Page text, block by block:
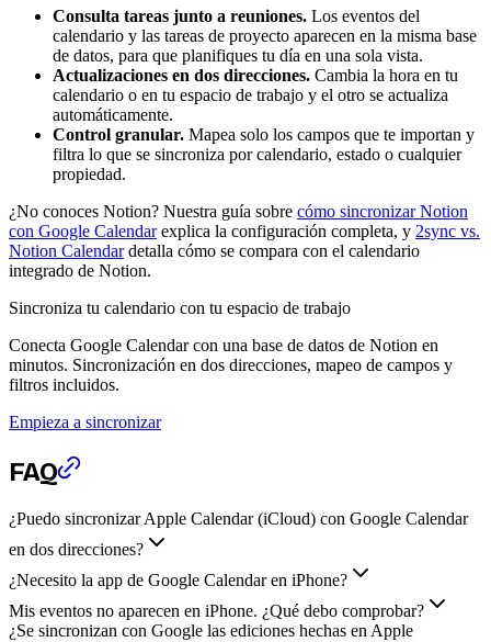
Consulta tareas junto a reuniones. Los eventos del
calendario y las tareas de proyecto aparecen en la misma base
de datos, para que planifiques tu día en una sola vista.
Actualizaciones en dos direcciones. Cambia la hora en tu
calendario o en tu espacio de trabajo y el otro se actualiza
automáticamente.
Control granular. Mapea solo los campos que te importan y
filtra lo que se sincroniza por calendario, estado o cualquier
propiedad.
¿No conoces Notion? Nuestra guía sobre cómo sincronizar Notion
con Google Calendarexplica la configuración completa, y 2sync vs.
Notion Calendardetalla cómo se compara con el calendario
integrado de Notion.
Sincroniza tu calendario con tu espacio de trabajo
Conecta Google Calendar con una base de datos de Notion en
minutos. Sincronización en dos direcciones, mapeo de campos y
filtros incluidos.
Empieza a sincronizar
FAQ
¿Puedo sincronizar Apple Calendar (iCloud) con Google Calendar
en dos direcciones?
¿Necesito la app de Google Calendar en iPhone?
Mis eventos no aparecen en iPhone. ¿Qué debo comprobar?
¿Se sincronizan con Google las ediciones hechas en Apple